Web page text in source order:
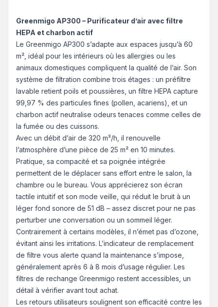
Greenmigo AP300 – Purificateur d’air avec filtre
HEPA et charbon actif
Le Greenmigo AP300 s’adapte aux espaces jusqu’à 60
m², idéal pour les intérieurs où les allergies ou les
animaux domestiques compliquent la qualité de l’air. Son
système de filtration combine trois étages : un préfiltre
lavable retient poils et poussières, un filtre HEPA capture
99,97 % des particules fines (pollen, acariens), et un
charbon actif neutralise odeurs tenaces comme celles de
la fumée ou des cuissons.
Avec un débit d’air de 320 m³/h, il renouvelle
l’atmosphère d’une pièce de 25 m² en 10 minutes.
Pratique, sa compacité et sa poignée intégrée
permettent de le déplacer sans effort entre le salon, la
chambre ou le bureau. Vous apprécierez son écran
tactile intuitif et son mode veille, qui réduit le bruit à un
léger fond sonore de 51 dB – assez discret pour ne pas
perturber une conversation ou un sommeil léger.
Contrairement à certains modèles, il n’émet pas d’ozone,
évitant ainsi les irritations. L’indicateur de remplacement
de filtre vous alerte quand la maintenance s’impose,
généralement après 6 à 8 mois d’usage régulier. Les
filtres de rechange Greenmigo restent accessibles, un
détail à vérifier avant tout achat.
Les retours utilisateurs soulignent son efficacité contre les